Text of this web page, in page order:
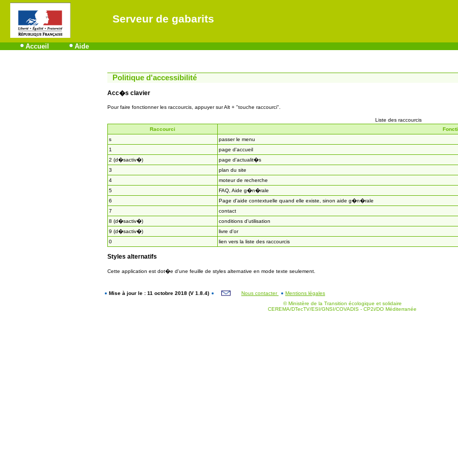
Serveur de gabarits
Accueil Aide
Politique d'accessibilité
Acc�s clavier
Pour faire fonctionner les raccourcis, appuyer sur Alt + "touche raccourci".
Liste des raccourcis
Raccourci
s
passer le menu
1
page d'accueil
2 (d�sactiv�)
page d'actualit�s
3
plan du site
4
moteur de recherche
5
FAQ, Aide g�n�rale
6
Page d'aide contextuelle quand elle existe, sinon aide g�n�rale
7
contact
8 (d�sactiv�)
conditions d'utilisation
9 (d�sactiv�)
livre d'or
0
lien vers la liste des raccourcis
Styles alternatifs
Cette application est dot�e d'une feuille de styles alternative en mode texte seulement.
Mise à jour le : 11 octobre 2018 (V 1.8.4) Nous contacter
Mentions légales
© Ministère de la Transition écologique et solidaire
CEREMA/DTecTV/ESI/GNSI/COVADIS - CP2i/DO Méditerranée